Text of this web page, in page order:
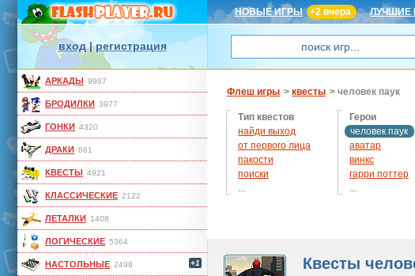
НОВЫЕ ИГРЫ +2 вчера ЛУЧШИЕ
вход|регистрация
АРКАДЫ 9987
БРОДИЛКИ 3977
ГОНКИ 4320
ДРАКИ 861
КВЕСТЫ 4921
КЛАССИЧЕСКИЕ 2122
ЛЕТАЛКИ 1408
ЛОГИЧЕСКИЕ 5364
НАСТОЛЬНЫЕ 2499 +1
Флеш игры > квесты > человек паук
Тип квестов
найди выход
от первого лица
пакости
поиски
...
остальные
Герои
человек паук
аватар
винкс
гарри поттер
...
Квесты